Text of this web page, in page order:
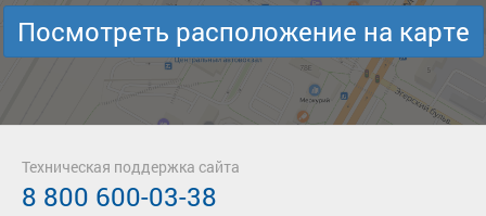
Посмотреть расположение на карте
Техническая поддержка сайта
8 800 600-03-38